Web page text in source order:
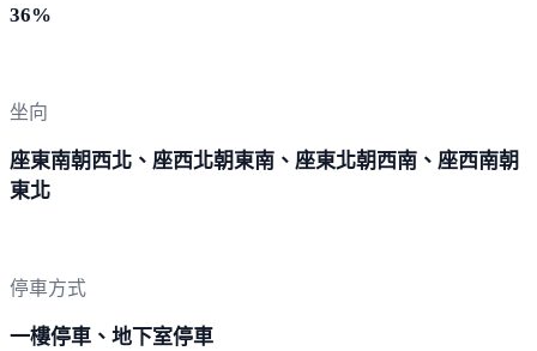
36%
坐向
座東南朝西北、座西北朝東南、座東北朝西南、座西南朝
東北
停車方式
一樓停車、地下室停車